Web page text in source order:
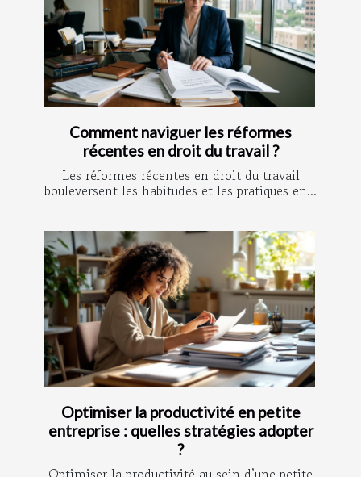
Comment naviguer les réformes
récentes en droit du travail ?
Les réformes récentes en droit du travail
bouleversent les habitudes et les pratiques en...
Optimiser la productivité en petite
entreprise : quelles stratégies adopter
?